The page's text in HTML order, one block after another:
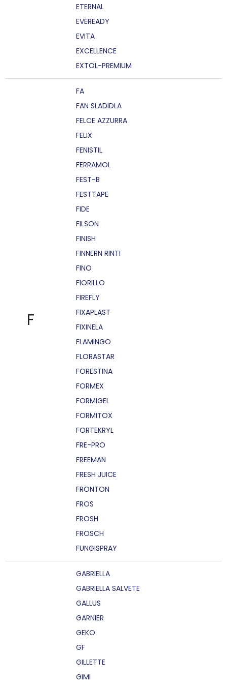
ETERNAL
EVEREADY
EVITA
EXCELLENCE
EXTOL-PREMIUM
F
FA
FAN SLADIDLA
FELCE AZZURRA
FELIX
FENISTIL
FERRAMOL
FEST-B
FESTTAPE
FIDE
FILSON
FINISH
FINNERN RINTI
FINO
FIORILLO
FIREFLY
FIXAPLAST
FIXINELA
FLAMINGO
FLORASTAR
FORESTINA
FORMEX
FORMIGEL
FORMITOX
FORTEKRYL
FRE-PRO
FREEMAN
FRESH JUICE
FRONTON
FROS
FROSH
FROSCH
FUNGISPRAY
GABRIELLA
GABRIELLA SALVETE
GALLUS
GARNIER
GEKO
GF
GILLETTE
GIMI